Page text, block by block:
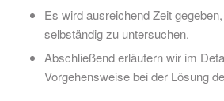
Es wird ausreichend Zeit
selbständig zu untersuchen.
Abschließend erläutern wir im
Vorgehensweise bei der Lösung